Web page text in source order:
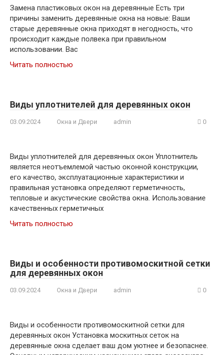
Замена пластиковых окон на деревянные Есть три
причины заменить деревянные окна на новые: Ваши
старые деревянные окна приходят в негодность, что
происходит каждые полвека при правильном
использовании. Вас
Читать полностью
Виды уплотнителей для деревянных окон
03.09.2024 Окна и Двери admin 0
Виды уплотнителей для деревянных окон Уплотнитель
является неотъемлемой частью оконной конструкции,
его качество, эксплуатационные характеристики и
правильная установка определяют герметичность,
тепловые и акустические свойства окна. Использование
качественных герметичных
Читать полностью
Виды и особенности противомоскитной сетки
для деревянных окон
03.09.2024 Окна и Двери admin 0
Виды и особенности противомоскитной сетки для
деревянных окон Установка москитных сеток на
деревянные окна сделает ваш дом уютнее и безопаснее.